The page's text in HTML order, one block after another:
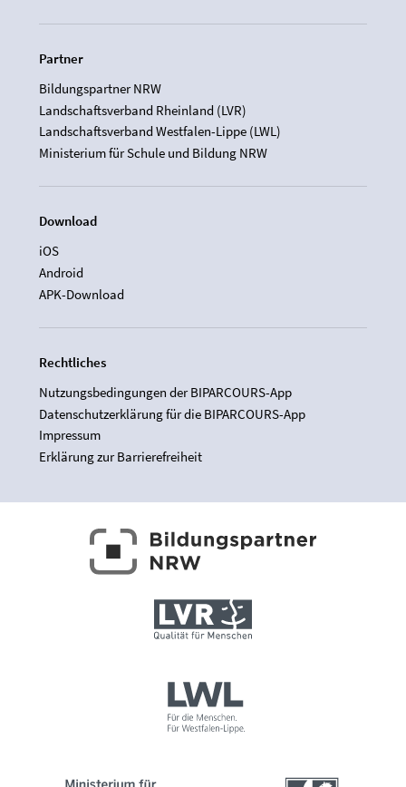
Partner
Bildungspartner NRW
Landschaftsverband Rheinland (LVR)
Landschaftsverband Westfalen-Lippe (LWL)
Ministerium für Schule und Bildung NRW
Download
iOS
Android
APK-Download
Rechtliches
Nutzungsbedingungen der BIPARCOURS-App
Datenschutzerklärung für die BIPARCOURS-App
Impressum
Erklärung zur Barrierefreiheit